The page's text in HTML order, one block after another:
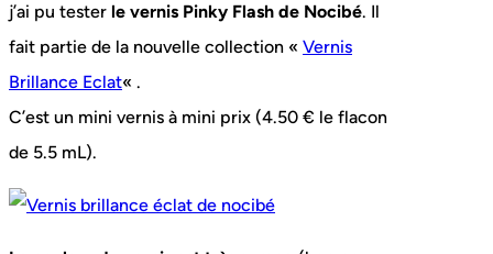
j’ai pu tester le vernis Pinky Flash de Nocibé. Il
fait partie de la nouvelle collection « Vernis
Brillance Eclat« .
C’est un mini vernis à mini prix (4.50 € le flacon
de 5.5 mL).